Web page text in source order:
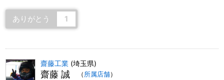
ありがとう 1
齋藤工業 (埼玉県)
齋藤 誠 （ 所属店舗）